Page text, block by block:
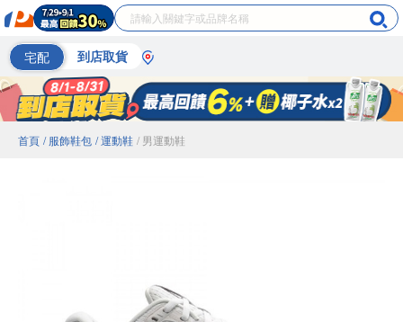
宅配 到店取貨
首頁 / 服飾鞋包 / 運動鞋 / 男運動鞋